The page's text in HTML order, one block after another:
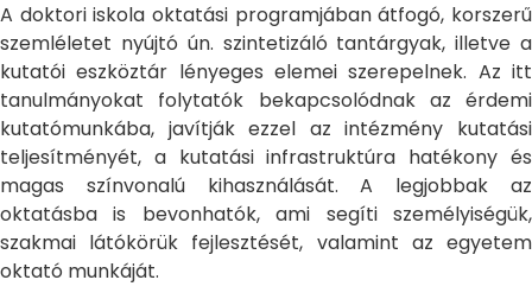
A doktori iskola oktatási programjában átfogó, korszerű
szemléletet nyújtó ún. szintetizáló tantárgyak, illetve a
kutatói eszköztár lényeges elemei szerepelnek. Az itt
tanulmányokat folytatók bekapcsolódnak az érdemi
kutatómunkába, javítják ezzel az intézmény kutatási
teljesítményét, a kutatási infrastruktúra hatékony és
magas színvonalú kihasználását. A legjobbak az
oktatásba is bevonhatók, ami segíti személyiségük,
szakmai látókörük fejlesztését, valamint az egyetem
oktató munkáját.